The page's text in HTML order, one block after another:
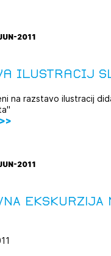
vsebina je namenjena
2011
ilustracij
na razstavo ilustracij
2011
EKSKURZIJA